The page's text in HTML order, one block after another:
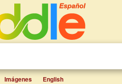
Imágenes English